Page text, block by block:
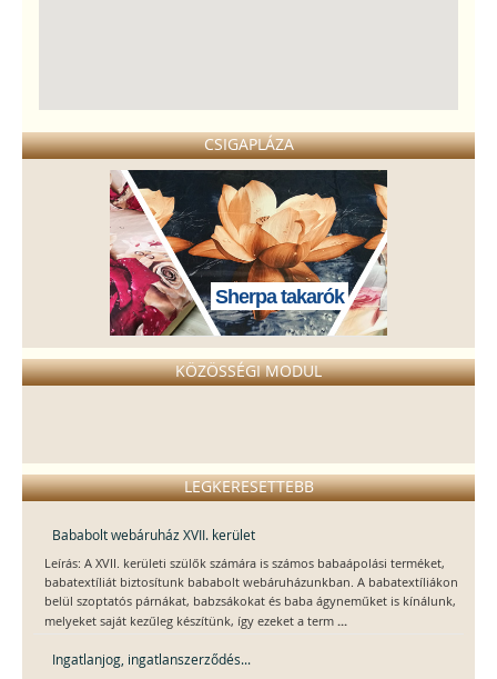
CSIGAPLÁZA
Sherpa takarók
KÖZÖSSÉGI MODUL
LEGKERESETTEBB
Bababolt webáruház XVII. kerület
Leírás: A XVII. kerületi szülők számára is számos babaápolási terméket,
babatextíliát biztosítunk bababolt webáruházunkban. A babatextíliákon
belül szoptatós párnákat, babzsákokat és baba ágyneműket is kínálunk,
melyeket saját kezűleg készítünk, így ezeket a term ...
Ingatlanjog, ingatlanszerződés...